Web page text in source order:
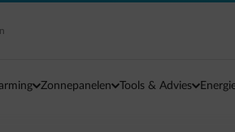
Zonnepanelen Tools & Advies